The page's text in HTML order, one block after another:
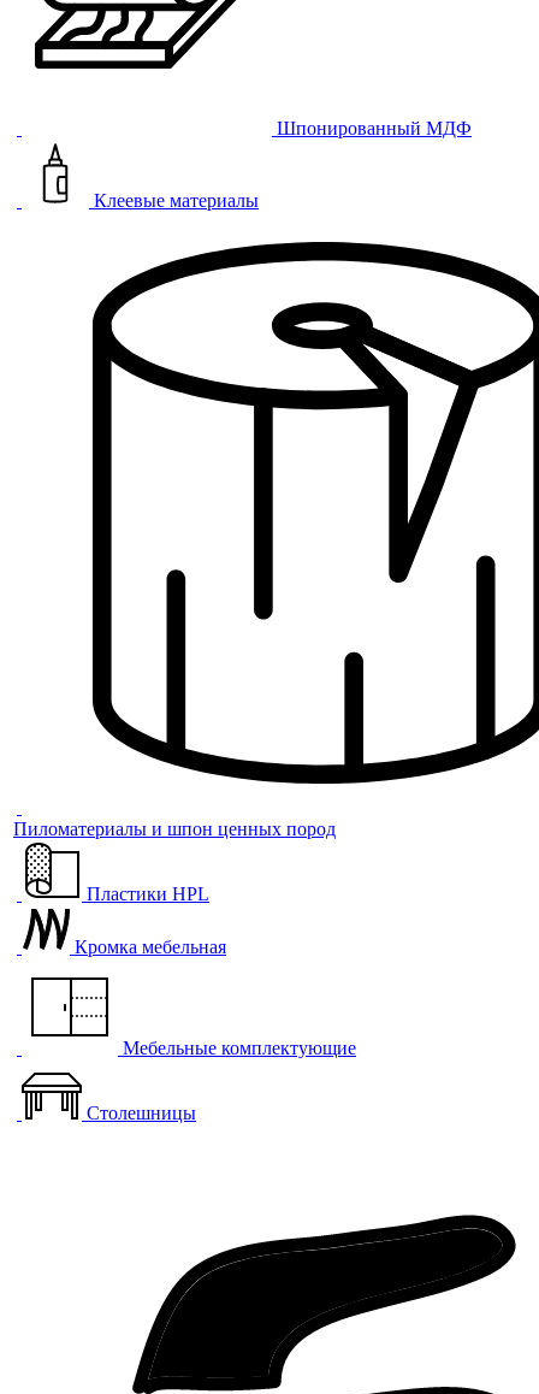
Шпонированный МДФ
Клеевые материалы
Пиломатериалы и шпон ценных пород
Пластики HPL
Кромка мебельная
Мебельные комплектующие
Столешницы